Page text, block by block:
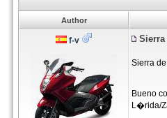
Author
f-v Sierra
Sierra
Bueno
L�rida/